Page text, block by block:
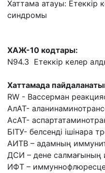
Хаттама атауы: Етеккір
синдромы
ХАЖ-10 кодтары:
N94.3 Етеккір келер
Хаттамада
RW - Вассерман
АлАТ-
АсАТ-
БІТУ- белсенді ішінара
АИТВ – адамның
ДСИ – дене салмағының
ИФТ –